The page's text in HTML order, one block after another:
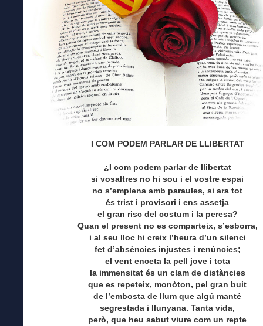
I COM PODEM PARLAR DE LLIBERTAT
¿I com podem parlar de llibertat
si vosaltres no hi sou i el vostre espai
no s’emplena amb paraules, si ara tot
és trist i provisori i ens assetja
el gran risc del costum i la peresa?
Quan el present no es comparteix, s’esborra,
i al seu lloc hi creix l’heura d’un silenci
fet d’absències injustes i renúncies;
el vent enceta la pell jove i tota
la immensitat és un clam de distàncies
que es repeteix, monòton, pel gran buit
de l’embosta de llum que algú manté
segrestada i llunyana. Tanta vida,
però, que heu sabut viure com un repte